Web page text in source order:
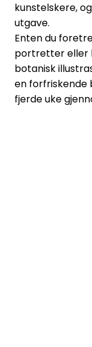
kunstelskere,
utgave.
Enten du
portretter eller
botanisk
en forfriskende
fjerde uke